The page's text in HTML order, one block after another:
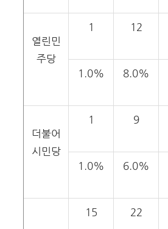
열린민
주당
1 12
1.0% 8.0%
더불어
시민당
1 9
1.0% 6.0%
15 22